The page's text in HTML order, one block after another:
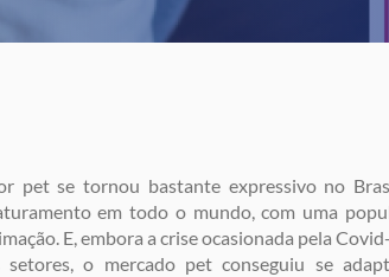
pet se tornou bastante expressivo no
em todo o mundo, com uma
E, embora a crise ocasionada pela
setores, o mercado pet conseguiu se